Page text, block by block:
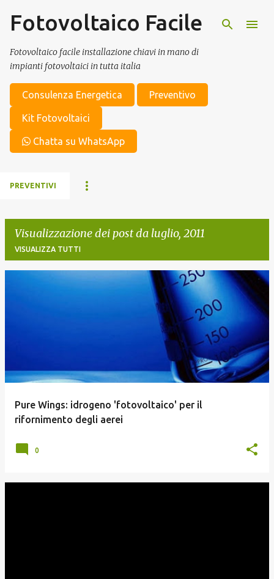
Passa ai contenuti principali
Fotovoltaico Facile
Fotovoltaico facile installazione chiavi in mano di
impianti fotovoltaici in tutta italia
Consulenza Energetica Preventivo
Kit Fotovoltaici
Chatta su WhatsApp
PREVENTIVI
Visualizzazione dei post da luglio, 2011
VISUALIZZA TUTTI
Pure Wings: idrogeno 'fotovoltaico' per il
rifornimento degli aerei
0